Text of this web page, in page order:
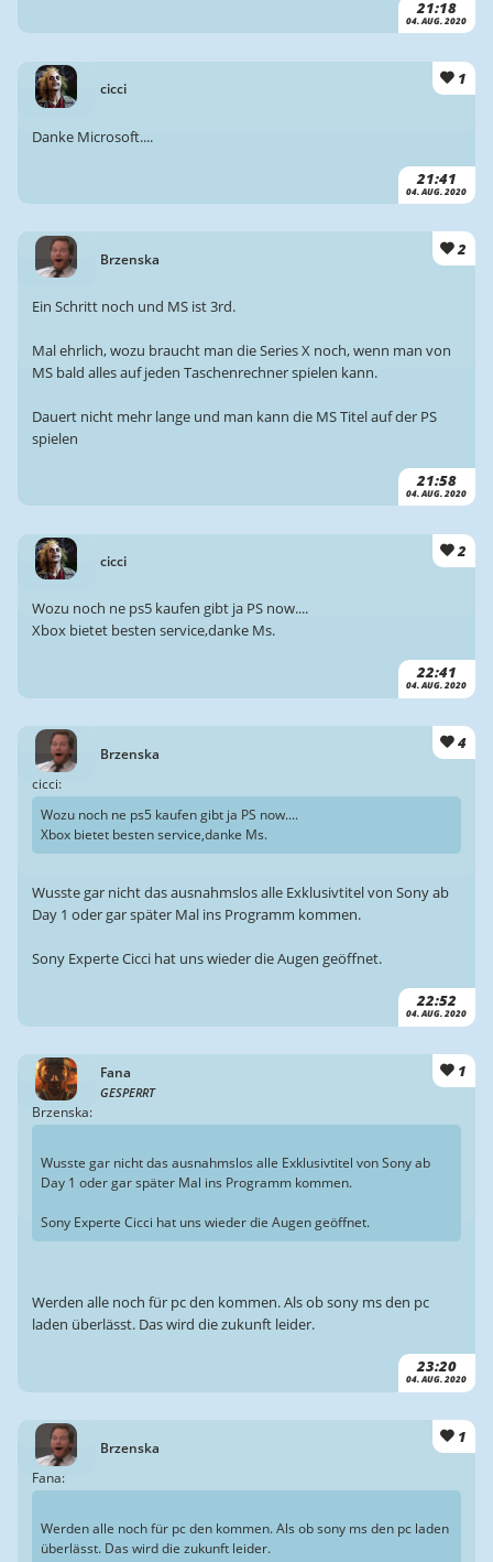
21:18
04. AUG. 2020
cicci
1
21:41
04. AUG. 2020
Danke Microsoft....
Brzenska
2
21:58
04. AUG. 2020
Ein Schritt noch und MS ist 3rd.
Mal ehrlich, wozu braucht man die Series X noch, wenn man von
MS bald alles auf jeden Taschenrechner spielen kann.
Dauert nicht mehr lange und man kann die MS Titel auf der PS
spielen
cicci
2
22:41
04. AUG. 2020
Wozu noch ne ps5 kaufen gibt ja PS now....
Xbox bietet besten service,danke Ms.
Brzenska
4
22:52
04. AUG. 2020
cicci:
Wozu noch ne ps5 kaufen gibt ja PS now....
Xbox bietet besten service,danke Ms.
Wusste gar nicht das ausnahmslos alle Exklusivtitel von Sony ab
Day 1 oder gar später Mal ins Programm kommen.
Sony Experte Cicci hat uns wieder die Augen geöffnet.
Fana
GESPERRT
1
23:20
04. AUG. 2020
Brzenska:
Wusste gar nicht das ausnahmslos alle Exklusivtitel von Sony ab
Day 1 oder gar später Mal ins Programm kommen.
Sony Experte Cicci hat uns wieder die Augen geöffnet.
Werden alle noch für pc den kommen. Als ob sony ms den pc
laden überlässt. Das wird die zukunft leider.
Brzenska
1
Fana:
Werden alle noch für pc den kommen. Als ob sony ms den pc laden
überlässt. Das wird die zukunft leider.